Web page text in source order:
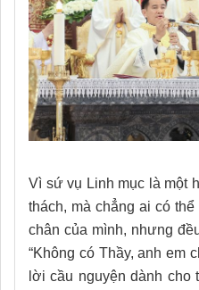
Vì sứ vụ Linh mục là một
thách, mà chẳng ai có
chân của mình, nhưng
“Không có Thầy, anh em
lời cầu nguyện dành cho